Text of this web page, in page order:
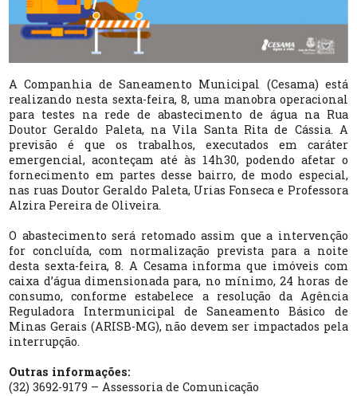
A Companhia de Saneamento Municipal (Cesama) está
realizando nesta sexta-feira, 8, uma manobra operacional
para testes na rede de abastecimento de água na Rua
Doutor Geraldo Paleta, na Vila Santa Rita de Cássia. A
previsão é que os trabalhos, executados em caráter
emergencial, aconteçam até às 14h30, podendo afetar o
fornecimento em partes desse bairro, de modo especial,
nas ruas Doutor Geraldo Paleta, Urias Fonseca e Professora
Alzira Pereira de Oliveira.
O abastecimento será retomado assim que a intervenção
for concluída, com normalização prevista para a noite
desta sexta-feira, 8. A Cesama informa que imóveis com
caixa d’água dimensionada para, no mínimo, 24 horas de
consumo, conforme estabelece a resolução da Agência
Reguladora Intermunicipal de Saneamento Básico de
Minas Gerais (ARISB-MG), não devem ser impactados pela
interrupção.
Outras informações:
(32) 3692-9179 – Assessoria de Comunicação